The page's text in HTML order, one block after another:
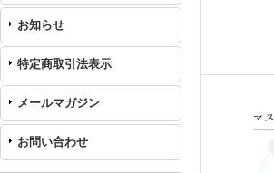
お知らせ
特定商取引法表示
メールマガジン
お問い合わせ